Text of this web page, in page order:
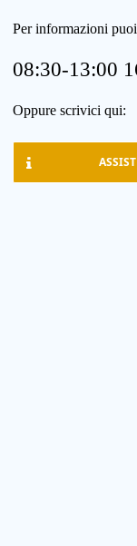
Per informazioni
08:30-13:00
Oppure scrivici qui: